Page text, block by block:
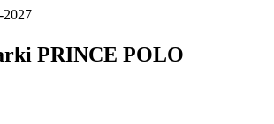
2027
PRINCE POLO